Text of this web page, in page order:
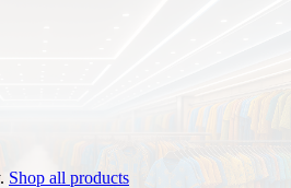
Shop all products